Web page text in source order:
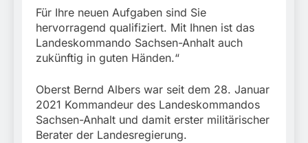
Für Ihre neuen Aufgaben sind Sie
hervorragend qualifiziert. Mit Ihnen ist das
Landeskommando Sachsen-Anhalt auch
zukünftig in guten Händen.“
Oberst Bernd Albers war seit dem 28. Januar
2021 Kommandeur des Landeskommandos
Sachsen-Anhalt und damit erster militärischer
Berater der Landesregierung.